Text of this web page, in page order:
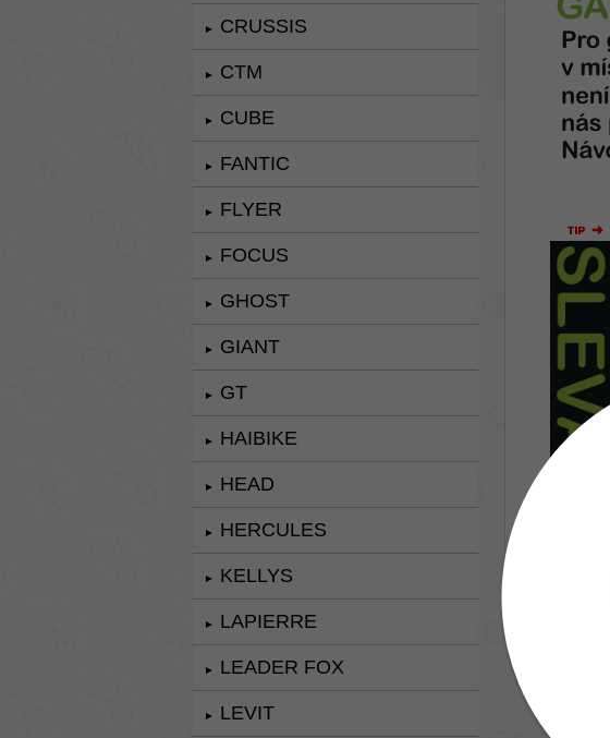
► CRUSSIS
► CTM
► CUBE
► FANTIC
► FLYER
► FOCUS
► GHOST
► GIANT
► GT
► HAIBIKE
► HEAD
► HERCULES
► KELLYS
► LAPIERRE
► LEADER FOX
► LEVIT